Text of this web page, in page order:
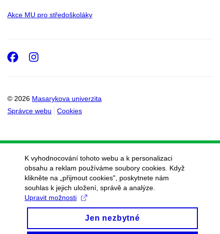
Akce MU pro středoškoláky
© 2026 Masarykova univerzita
Správce webu
Cookies
Facebook
Instagram
K vyhodnocování tohoto webu a k personalizaci
obsahu a reklam používáme soubory cookies. Když
klikněte na „přijmout cookies", poskytnete nám
souhlas k jejich uložení, správě a analýze.
Upravit možnosti
Jen nezbytné